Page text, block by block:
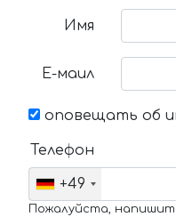
Имя
Е-маил
оповещать об
Телефон
+49
Пожалуйста,